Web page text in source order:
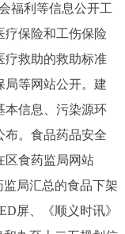
福利等信息公开工
疗保险和工伤保险
疗救助的救助标准
局等网站公开。建
本信息、污染源环
布。食品药品安全
区食药监局网站
局汇总的食品下架
屏、《顺义时讯》